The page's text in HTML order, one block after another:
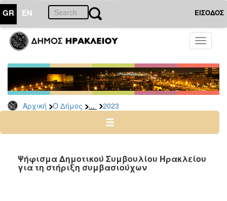
GR EN ΕΙΣΟΔΟΣ
Toggle
Αρχική Ο Δήμος ... 2023
ΔΗΜΟΣ
Δελτία
Τύπου
Αρχείο
2026
2024
2022
Ψήφισμα Δημοτικού Συμβουλίου Ηρακλείου
για τη στήριξη συμβασιούχων